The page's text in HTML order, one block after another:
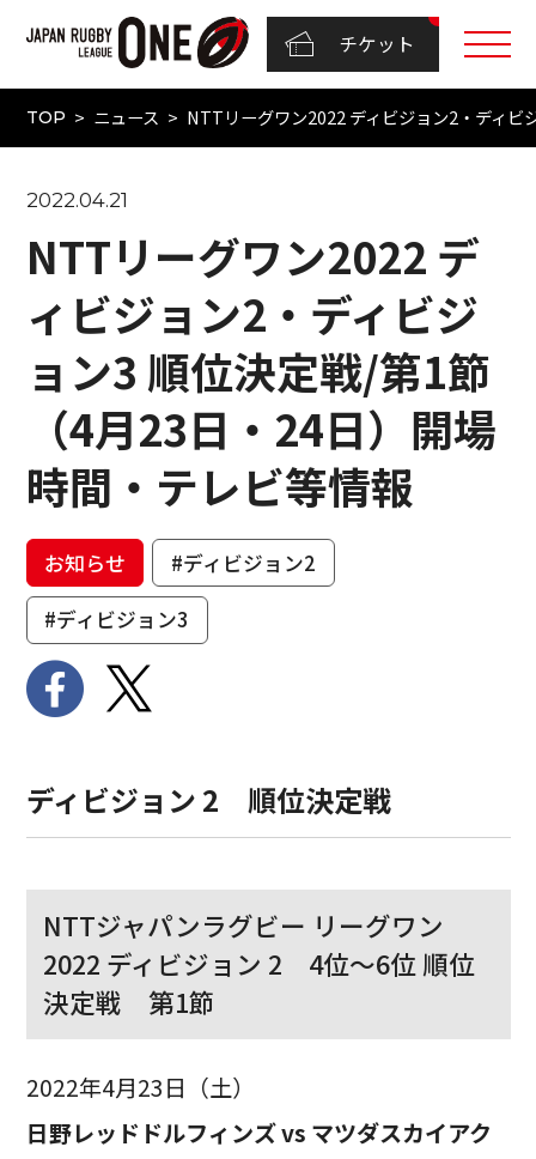
チケット
TOP ニュース NTTリーグワン2022 ディビジョン2・ディ
2022.04.21
NTTリーグワン2022 デ
ィビジョン2・ディビジ
ョン3 順位決定戦/第1節
（4月23日・24日）開場
時間・テレビ等情報
お知らせ
#ディビジョン2
#ディビジョン3
ディビジョン 2 順位決定戦
NTTジャパンラグビー リーグワン
2022 ディビジョン 2 4位〜6位 順位
決定戦 第1節
2022年4月23日（土）
日野レッドドルフィンズ vs マツダスカイアク